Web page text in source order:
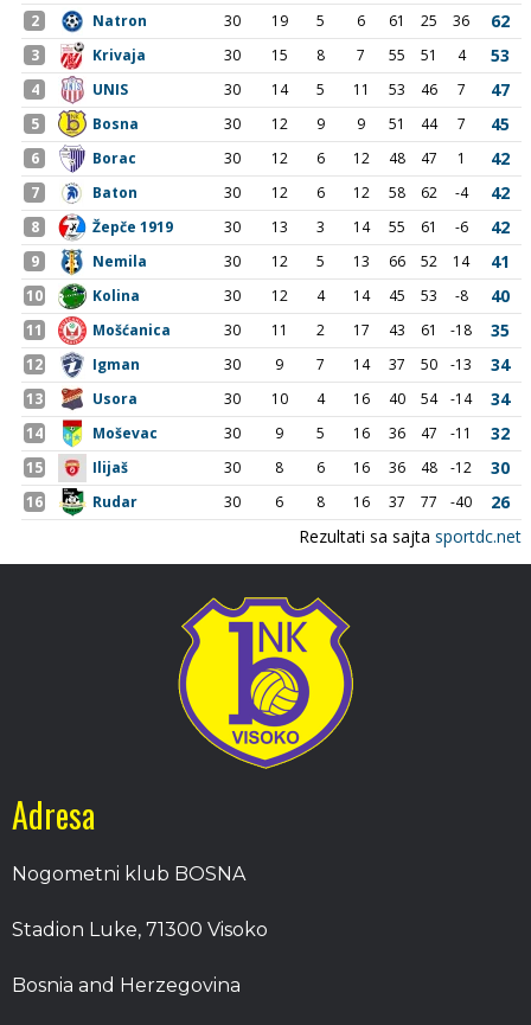
Adresa
Nogometni klub BOSNA
Stadion Luke, 71300 Visoko
Bosnia and Herzegovina